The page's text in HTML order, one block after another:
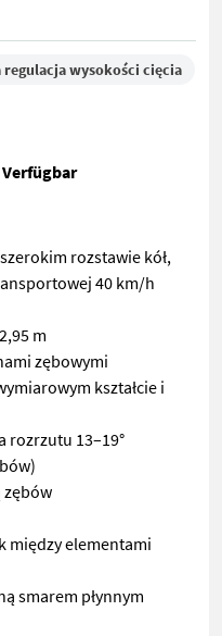
regulacja wysokości cięcia
rozstawie kół,
40 km/h
m
zębowymi
kształcie i
rozrzutu 13–19°
zębów
między elementami
smarem płynnym